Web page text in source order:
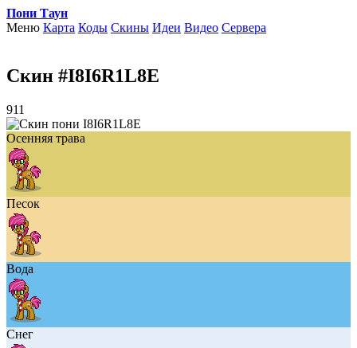
Пони Таун
Меню Карта Коды Скины Идеи Видео Сервера
Скин #I8I6R1L8E
911
Осенняя трава
Песок
Вода
Снег